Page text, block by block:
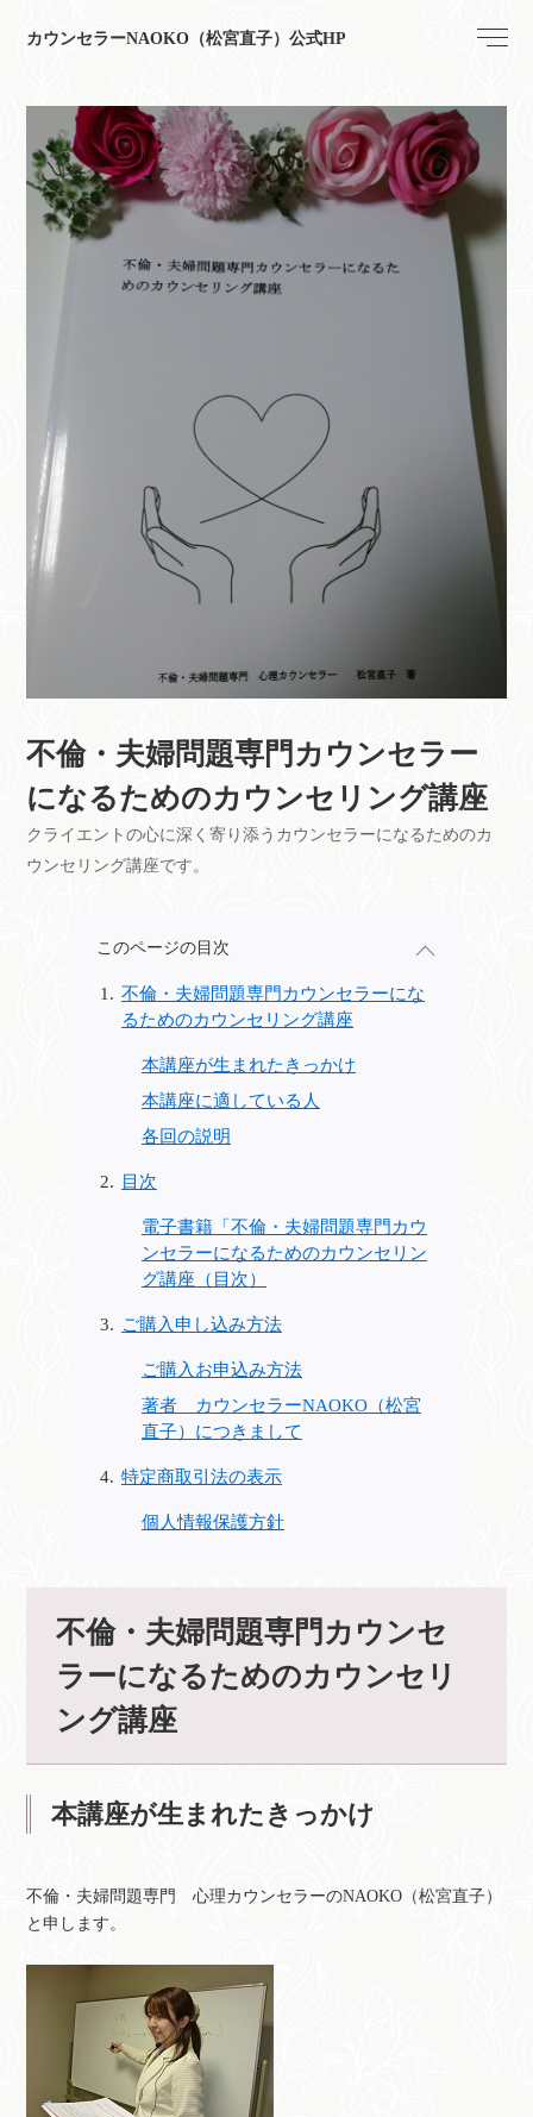
カウンセラーNAOKO（松宮直子）公式HP
不倫・夫婦問題専門カウンセラー
になるためのカウンセリング講座
クライエントの心に深く寄り添うカウンセラーになるためのカ
ウンセリング講座です。
このページの目次
不倫・夫婦問題専門カウンセラーにな
るためのカウンセリング講座
本講座が生まれたきっかけ
本講座に適している人
各回の説明
目次
電子書籍「不倫・夫婦問題専門カウ
ンセラーになるためのカウンセリン
グ講座（目次）
ご購入申し込み方法
ご購入お申込み方法
著者 カウンセラーNAOKO（松宮
直子）につきまして
特定商取引法の表示
個人情報保護方針
不倫・夫婦問題専門カウンセ
ラーになるためのカウンセリ
ング講座
本講座が生まれたきっかけ
不倫・夫婦問題専門 心理カウンセラーのNAOKO（松宮直子）
と申します。